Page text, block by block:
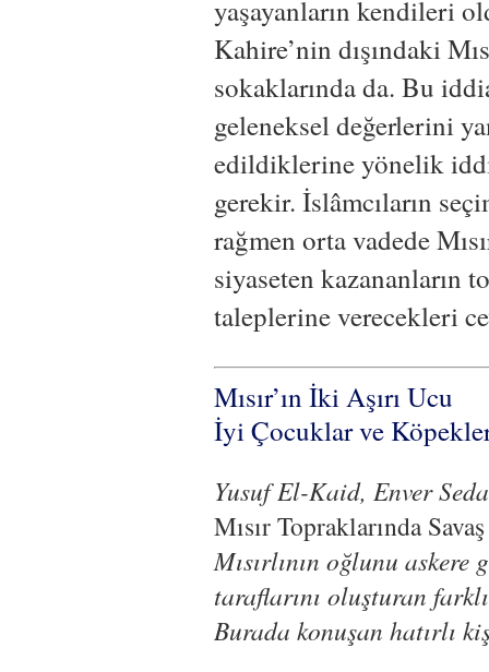
yaşayanların kendileri
Kahire’nin dışındaki
sokaklarında da. Bu
geleneksel değerlerini
edildiklerine yönelik
gerekir. İslâmcıların
rağmen orta vadede
siyaseten kazananların
taleplerine verecekleri
Mısır’ın İki Aşırı Ucu
İyi Çocuklar ve
Yusuf El-Kaid, Enver
Mısır Topraklarında
Mısırlının oğlunu askere
taraflarını oluşturan
Burada konuşan hatırlı